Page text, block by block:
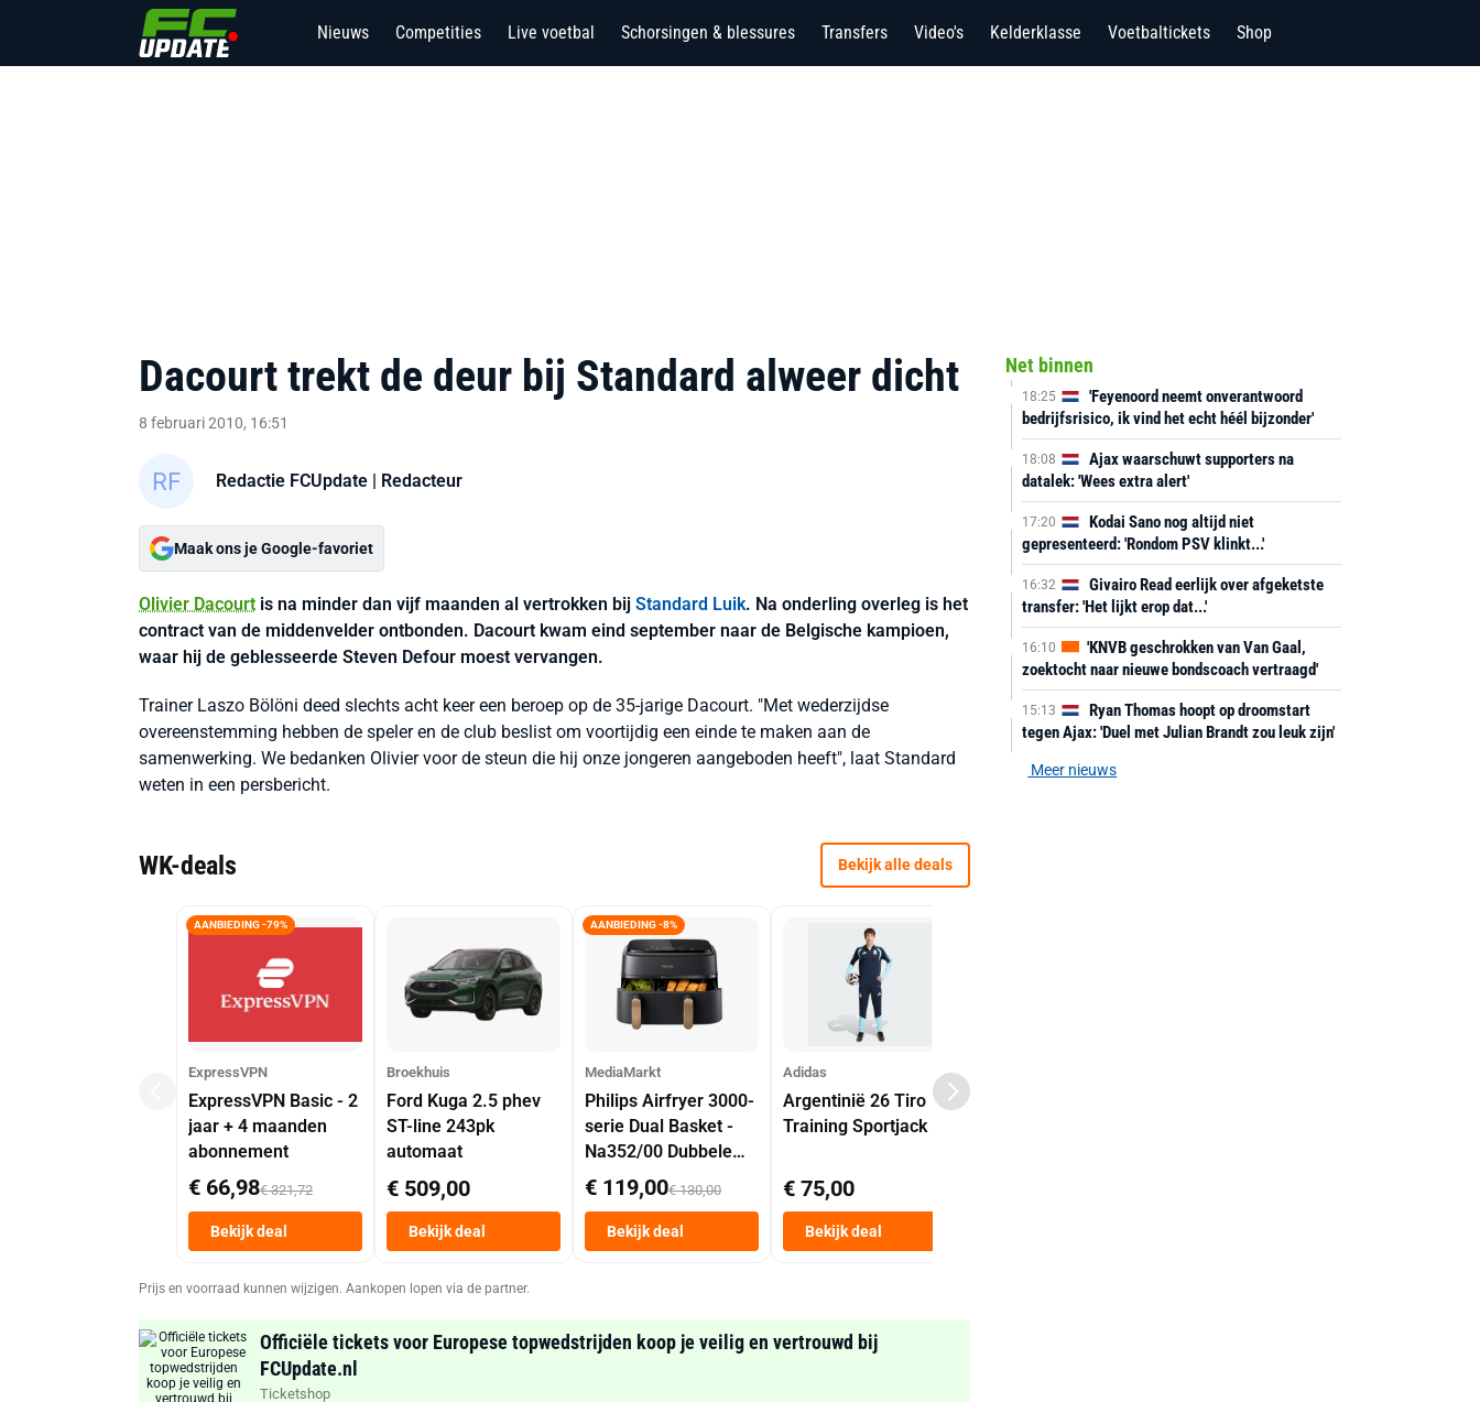
Nieuws Competities Live voetbal Schorsingen & blessures Transfers Video's Kelderklasse Voetbaltickets Shop
Dacourt trekt de deur bij Standard alweer dicht
8 februari 2010, 16:51
Redactie FCUpdate | Redacteur
Maak ons je Google-favoriet
Olivier Dacourt is na minder dan vijf maanden al vertrokken bij Standard Luik. Na onderling overleg is het
contract van de middenvelder ontbonden. Dacourt kwam eind september naar de Belgische kampioen,
waar hij de geblesseerde Steven Defour moest vervangen.
Trainer Laszo Bölöni deed slechts acht keer een beroep op de 35-jarige Dacourt. "Met wederzijdse
overeenstemming hebben de speler en de club beslist om voortijdig een einde te maken aan de
samenwerking. We bedanken Olivier voor de steun die hij onze jongeren aangeboden heeft", laat Standard
weten in een persbericht.
WK-deals Bekijk alle deals
AANBIEDING -79%
ExpressVPN
ExpressVPN Basic - 2
jaar + 4 maanden
abonnement
€ 66,98€ 321,72
Bekijk deal
Broekhuis
Ford Kuga 2.5 phev
ST-line 243pk
automaat
€ 509,00
Bekijk deal
AANBIEDING -8%
MediaMarkt
Philips Airfryer 3000-
serie Dual Basket -
Na352/00 Dubbele
Mand 9 L Tot 6
Personen
Heteluchtfriteuse
Zwart
€ 119,00€ 130,00
Bekijk deal
Adidas
Argentinië 26 Tiro
Training Sportjack
€ 75,00
Bekijk deal
Prijs en voorraad kunnen wijzigen. Aankopen lopen via de partner.
Officiële tickets voor Europese topwedstrijden koop je veilig en vertrouwd bij
FCUpdate.nl
Ticketshop
Net binnen
18:25
'Feyenoord neemt onverantwoord
bedrijfsrisico, ik vind het echt héél bijzonder'
18:08
Ajax waarschuwt supporters na
datalek: 'Wees extra alert'
17:20
Kodai Sano nog altijd niet
gepresenteerd: 'Rondom PSV klinkt...'
16:32
Givairo Read eerlijk over afgeketste
transfer: 'Het lijkt erop dat...'
16:10
'KNVB geschrokken van Van Gaal,
zoektocht naar nieuwe bondscoach vertraagd'
15:13
Ryan Thomas hoopt op droomstart
tegen Ajax: 'Duel met Julian Brandt zou leuk zijn'
Meer nieuws